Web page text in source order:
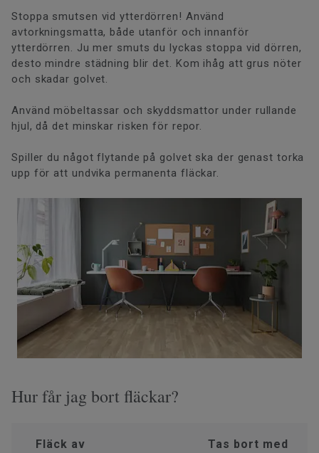
Stoppa smutsen vid ytterdörren! Använd
avtorkningsmatta, både utanför och innanför
ytterdörren. Ju mer smuts du lyckas stoppa vid dörren,
desto mindre städning blir det. Kom ihåg att grus nöter
och skadar golvet.
Använd möbeltassar och skyddsmattor under rullande
hjul, då det minskar risken för repor.
Spiller du något flytande på golvet ska der genast torka
upp för att undvika permanenta fläckar.
Hur får jag bort fläckar?
Fläck av Tas bort med